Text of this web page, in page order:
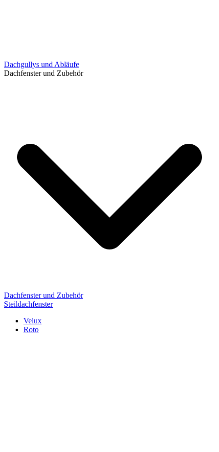
Dachgullys und Abläufe
Dachfenster und Zubehör
Dachfenster und Zubehör
Steildachfenster
Velux
Roto